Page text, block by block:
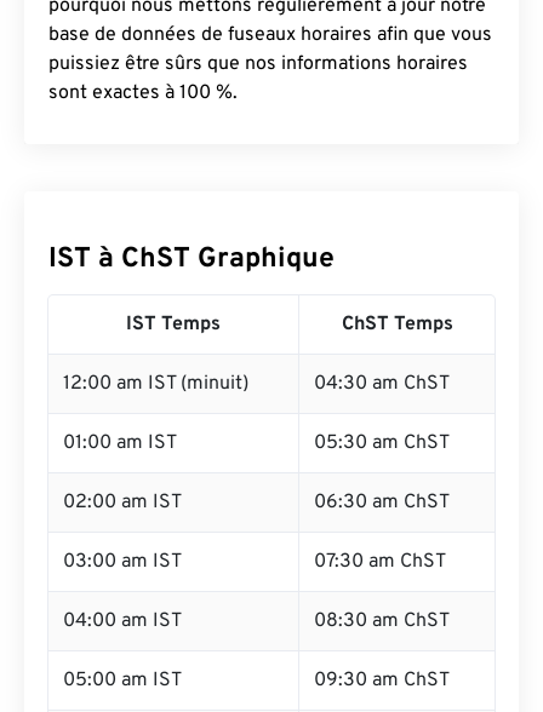
pourquoi nous mettons régulièrement à jour notre
base de données de fuseaux horaires afin que vous
puissiez être sûrs que nos informations horaires
sont exactes à 100 %.
IST à ChST Graphique
IST Temps ChST Temps
12:00 am IST (minuit) 04:30 am ChST
01:00 am IST 05:30 am ChST
02:00 am IST 06:30 am ChST
03:00 am IST 07:30 am ChST
04:00 am IST 08:30 am ChST
05:00 am IST 09:30 am ChST